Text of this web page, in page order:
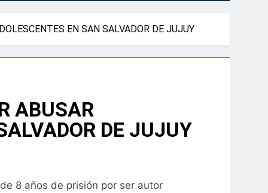
EN SAN SALVADOR DE JUJUY
ABUSAR
DE JUJUY
8 años de prisión por ser autor